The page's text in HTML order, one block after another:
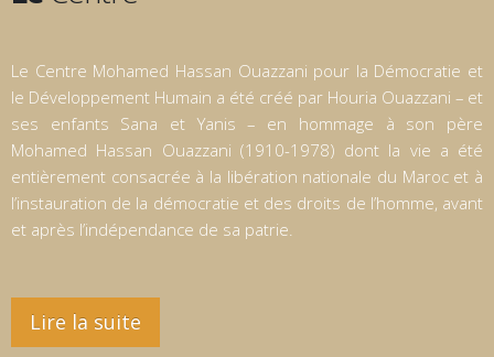
le Développement Humain a été créé par Houria Ouazzani – et
ses enfants Sana et Yanis – en hommage à son père
Mohamed Hassan Ouazzani (1910-1978) dont la vie a été
entièrement consacrée à la libération nationale du Maroc et à
l’instauration de la démocratie et des droits de l’homme, avant
et après l’indépendance de sa patrie.
Lire la suite